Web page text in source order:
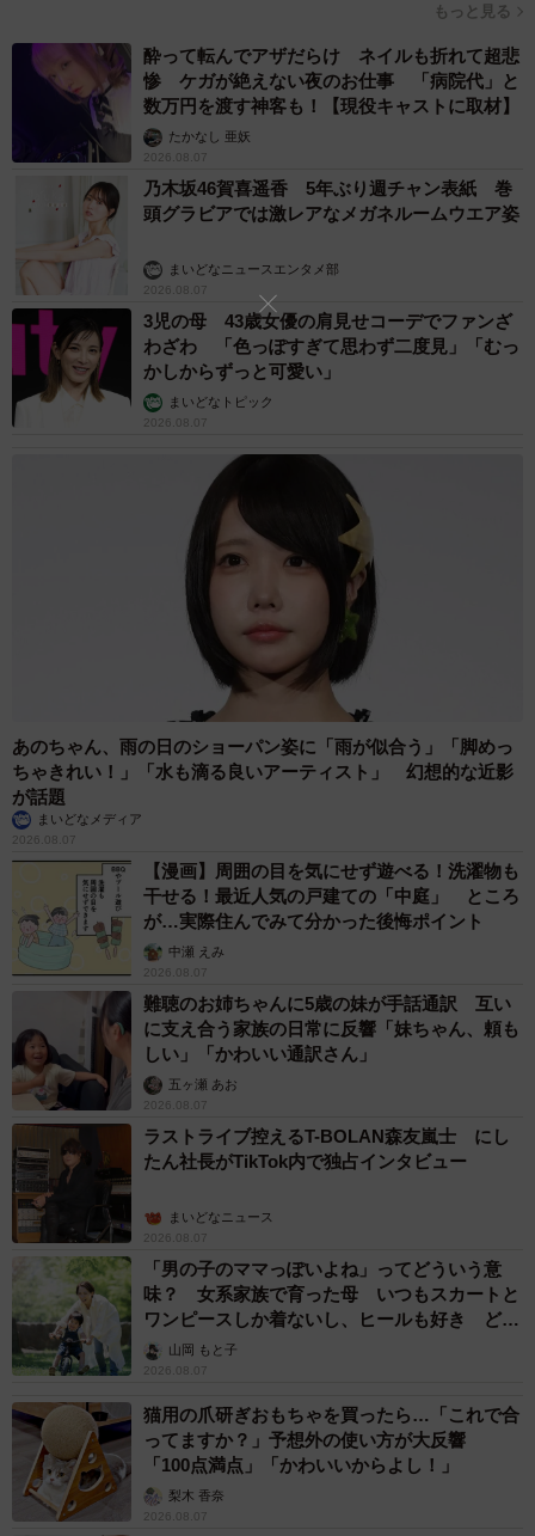
持ち物は放置されませんように（川地さん提供）
鹿を蹴り上げる行為に「文化財保護法違反」と苦
言、公園付近のパトロール強化へ
──最近外国人観光客と見られる男性が、奈良公園付近で暮
らす鹿を歩道上で執拗に蹴り飛ばしている姿を映す動画が
SNSで話題になり、問題になりました。こうしたトラブル
についての率直なご意見をお聞かせください。
「この鹿を蹴り上げてる動画は 信じがたいほどひどい行為
でなぜこんなことができるのか理解しがたいです。さっそ
く対策として県・市・警察などが啓発活動隊を結成してパ
トロール強化に乗り出してくださいましたので、これを継
続していただくのと同時に防犯カメラもあればいいかなと
思います。注意喚起としては奈良の鹿は国の天然記念物で
すので『文化財保護法違反』になりますよということでし
ょうか。
この動画ほどひどくはありませんが以前鹿せんべいを目当
てに寄ってきた鹿に鹿の顔まで足をあげて追い払おうとす
る行為を見ました。あと鹿せんべいを焦らしてなかなかあ
げないのもよく見かけます。中には、怒った鹿が攻撃して
きて人身事故につながることもありますので、焦らさずに
もっと見る
酔って転んでアザだらけ ネイルも折れて超悲
惨 ケガが絶えない夜のお仕事 「病院代」と
数万円を渡す神客も！【現役キャストに取材】
たかなし 亜妖
2026.08.07
乃木坂46賀喜遥香 5年ぶり週チャン表紙 巻
頭グラビアでは激レアなメガネルームウエア姿
まいどなニュースエンタメ部
2026.08.07
3児の母 43歳女優の肩見せコーデでファンざ
わざわ 「色っぽすぎて思わず二度見」「むっ
かしからずっと可愛い」
まいどなトピック
2026.08.07
あのちゃん、雨の日のショーパン姿に「雨が似合う」「脚めっ
ちゃきれい！」「水も滴る良いアーティスト」 幻想的な近影
が話題
まいどなメディア
2026.08.07
【漫画】周囲の目を気にせず遊べる！洗濯物も
干せる！最近人気の戸建ての「中庭」 ところ
が…実際住んでみて分かった後悔ポイント
中瀬 えみ
2026.08.07
難聴のお姉ちゃんに5歳の妹が手話通訳 互い
に支え合う家族の日常に反響「妹ちゃん、頼も
しい」「かわいい通訳さん」
五ヶ瀬 あお
2026.08.07
ラストライブ控えるT-BOLAN森友嵐士 にし
たん社長がTikTok内で独占インタビュー
まいどなニュース
2026.08.07
「男の子のママっぽいよね」ってどういう意
味？ 女系家族で育った母 いつもスカートと
ワンピースしか着ないし、ヒールも好き どの
へんが…
山岡 もと子
2026.08.07
猫用の爪研ぎおもちゃを買ったら…「これで合
ってますか？」予想外の使い方が大反響
「100点満点」「かわいいからよし！」
梨木 香奈
2026.08.07